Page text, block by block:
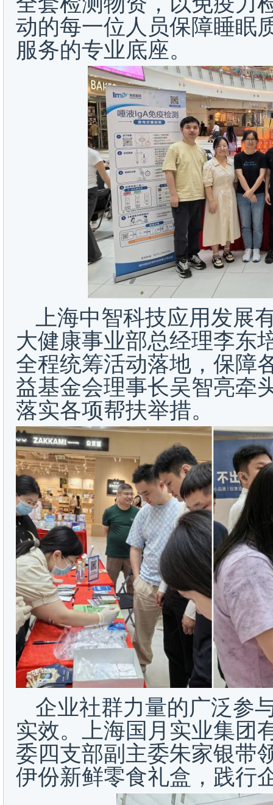
动的每一位人员保障睡眠
服务的专业底座。
上海中智科技应用发展
大健康事业部总经理李东
全程统筹活动落地，保障
益基金会理事长吴智亮牵
落实各项帮扶举措。
企业社群力量的广泛参
实效。上海国月实业集团
委四支部副主委朱家银带
伊份新鲜零食礼盒，践行